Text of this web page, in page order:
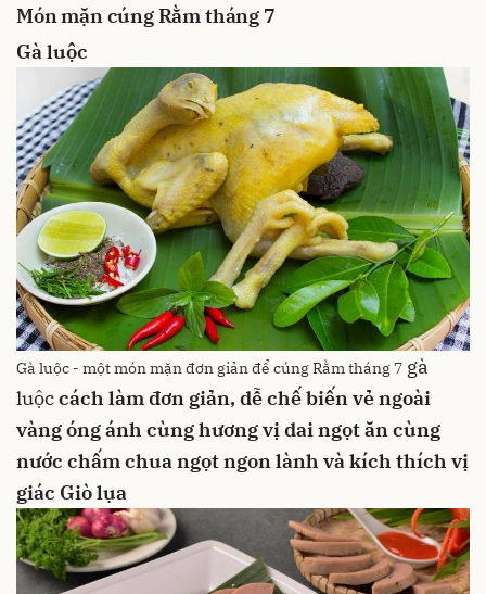
Món mặn cúng Rằm tháng 7
Gà luộc
Gà luộc - một món mặn đơn giản để cúng Rằm tháng 7 gà
luộccách làm đơn giản, dễ chế biếnvẻ ngoài
vàng óng ánh cùng hương vị dai ngọtăn cùng
nước chấm chua ngọtngon lành và kích thích vị
giác Giò lụa